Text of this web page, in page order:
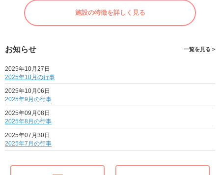
施設の特徴を詳しく見る
お知らせ 一覧を見る >
2025年10月27日
2025年10月の行事
2025年10月06日
2025年9月の行事
2025年09月08日
2025年8月の行事
2025年07月30日
2025年7月の行事